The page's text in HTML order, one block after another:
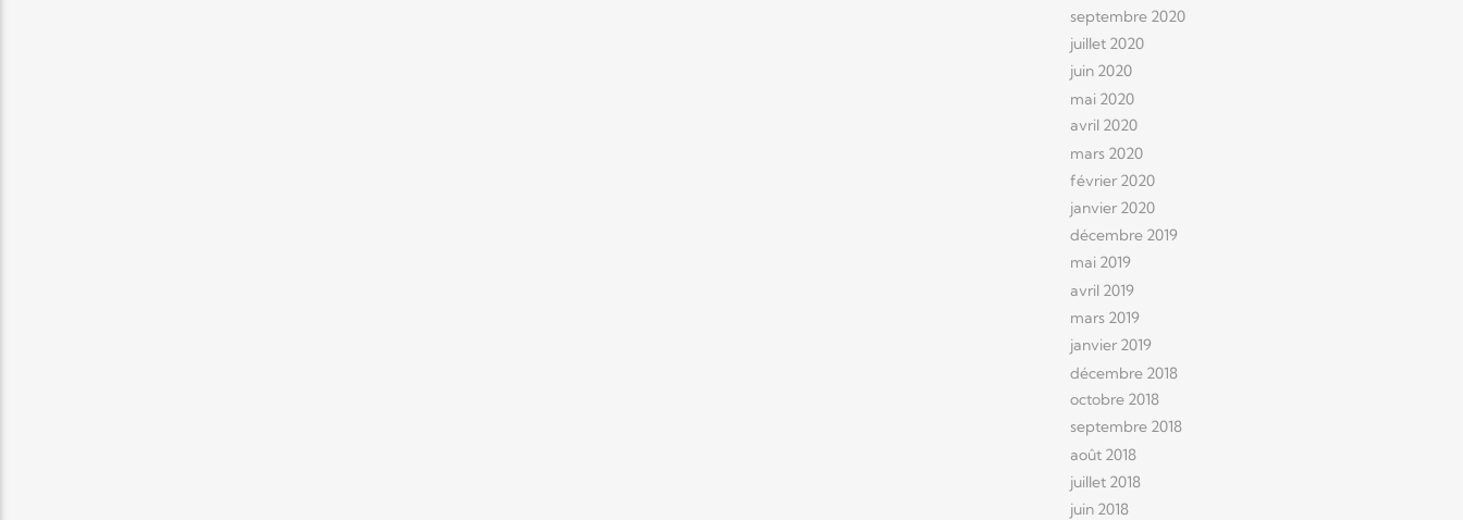
septembre 2020
juillet 2020
juin 2020
mai 2020
avril 2020
mars 2020
février 2020
janvier 2020
décembre 2019
mai 2019
avril 2019
mars 2019
janvier 2019
décembre 2018
octobre 2018
septembre 2018
août 2018
juillet 2018
juin 2018